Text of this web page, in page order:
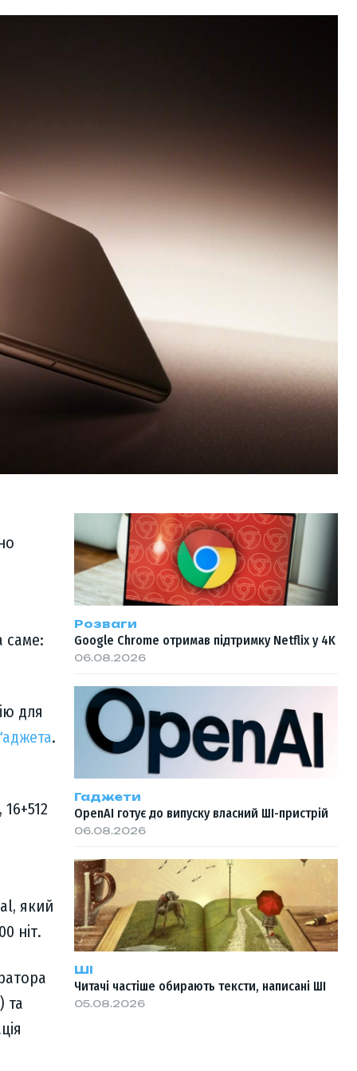
саме:
для
.
який
ніт.
та
Розваги
Google Chrome отримав підтримку Netflix у 4K
06.08.2026
Гаджети
OpenAI готує до випуску власний ШІ-пристрій
06.08.2026
ШІ
Читачі частіше обирають тексти, написані ШІ
05.08.2026